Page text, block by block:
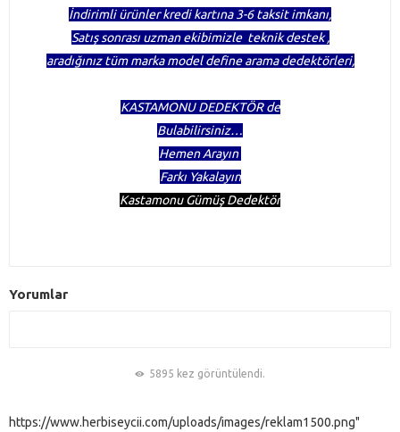
İndirimli ürünler kredi kartına 3-6 taksit imkanı,
Satış sonrası uzman ekibimizle teknik destek ,
aradığınız tüm marka model define arama dedektörleri,
KASTAMONU DEDEKTÖR de
Bulabilirsiniz…
Hemen Arayın
Farkı Yakalayın
Kastamonu Gümüş Dedektör
Yorumlar
5895 kez görüntülendi.
https://www.herbiseycii.com/uploads/images/reklam1500.png"